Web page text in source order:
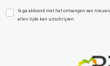
Ik ga akkoord met het ontvangen van
allen tijde kan uitschrijven.